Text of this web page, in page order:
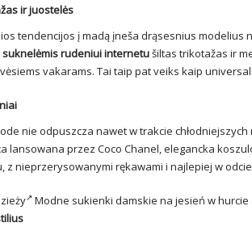
ir juostelės
tendencijos į madą įneša drąsesnius modelius
rudeniui internetušiltas trikotažas ir
vakarams. Tai taip pat veiks kaip
nie odpuszcza nawet w trakcie
lansowana przez Coco Chanel, elegancka
z nieprzerysowanymi rękawami i najlepiej w
Modne sukienki damskie na jesień w hurcie